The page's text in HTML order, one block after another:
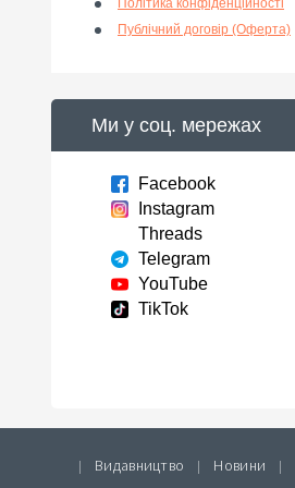
Політика конфіденційності
Публічний договір (Оферта)
Ми у соц. мережах
Facebook
Instagram
Threads
Telegram
YouTube
TikTok
| Видавництво | Новини |